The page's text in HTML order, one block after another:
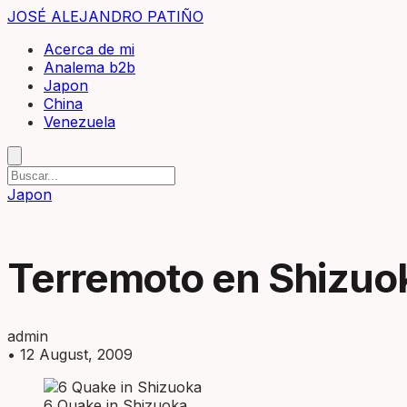
JOSÉ ALEJANDRO PATIÑO
Acerca de mi
Analema b2b
Japon
China
Venezuela
Japon
Terremoto en
admin
• 12 August, 2009